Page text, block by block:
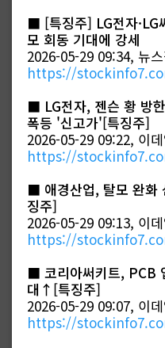
■ [특징주] LG전자·LG
모 회동 기대에 강세
2026-05-29 09:34, 뉴
https://
■ LG전자, 젠슨 황 방
폭등 '신고가'[특징주]
2026-05-29 09:22, 이
https://
■ 애경산업, 탈모 완
징주]
2026-05-29 09:13, 이
https://
■ 코리아써키트, PCB
대↑[특징주]
2026-05-29 09:07, 이
https://